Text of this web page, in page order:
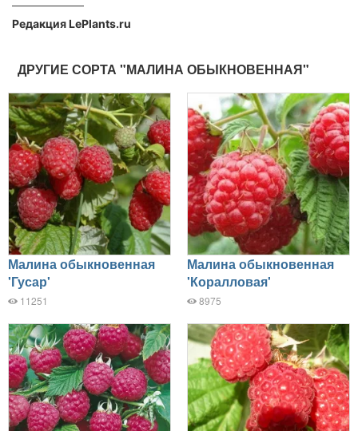
Редакция LePlants.ru
ДРУГИЕ СОРТА "МАЛИНА ОБЫКНОВЕННАЯ"
Малина обыкновенная
'Гусар'
11251
Малина обыкновенная
'Коралловая'
8975